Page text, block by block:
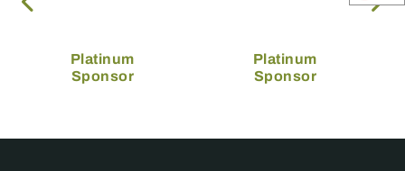
Platinum
Sponsor
Platinum
Sponsor